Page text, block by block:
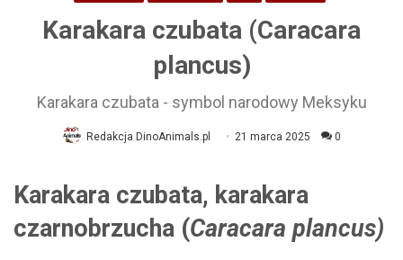
Karakara czubata (Caracara
plancus)
Karakara czubata - symbol narodowy Meksyku
Redakcja DinoAnimals.pl 21 marca 2025 0
Karakara czubata, karakara
czarnobrzucha (Caracara plancus)